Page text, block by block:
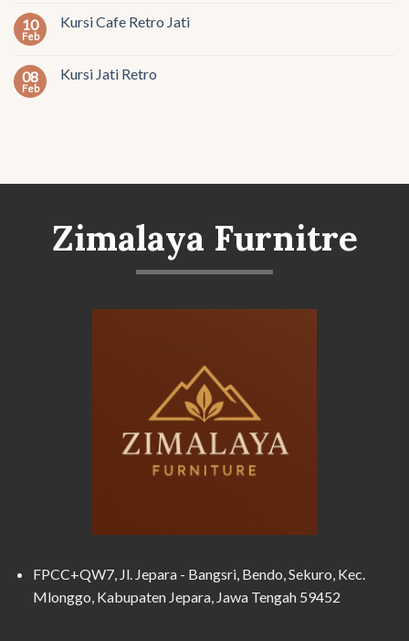
10
Feb
Kursi Cafe Retro Jati
08
Feb
Kursi Jati Retro
Zimalaya Furnitre
FPCC+QW7, Jl. Jepara - Bangsri, Bendo, Sekuro, Kec.
Mlonggo, Kabupaten Jepara, Jawa Tengah 59452